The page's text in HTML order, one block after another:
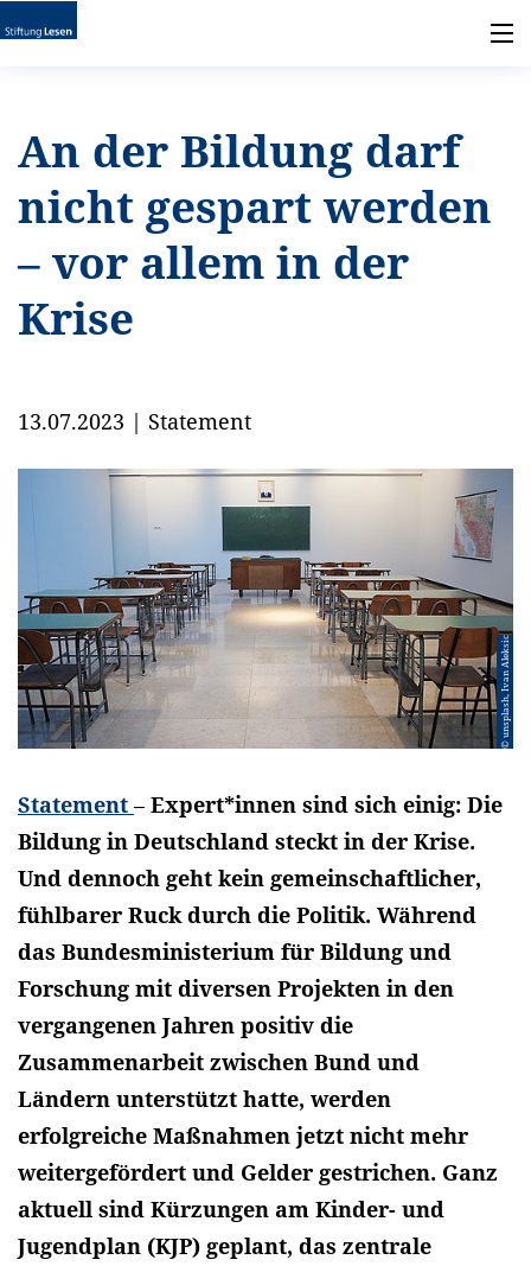
An der Bildung darf
nicht gespart werden
– vor allem in der
Krise
13.07.2023 | Statement
© unsplash, Ivan Aleksic
Statement–Expert*innen sind sich einig: Die
Bildung in Deutschland steckt in der Krise.
Und dennoch geht kein gemeinschaftlicher,
fühlbarer Ruck durch die Politik. Während
das Bundesministerium für Bildung und
Forschung mit diversen Projekten in den
vergangenen Jahren positiv die
Zusammenarbeit zwischen Bund und
Ländern unterstützt hatte, werden
erfolgreiche Maßnahmen jetzt nicht mehr
weitergefördert und Gelder gestrichen. Ganz
aktuell sind Kürzungen am Kinder- und
Jugendplan (KJP) geplant, das zentrale